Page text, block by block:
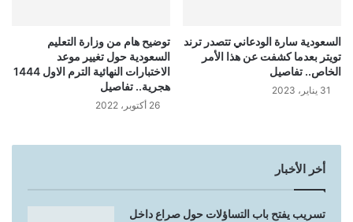
السعودية سارة الودعاني تتصدر ترند
تويتر بعدما كشفت عن هذا الأمر
الخاص.. تفاصيل
31 يناير، 2023
توضيح هام من وزارة التعليم
السعودية حول تغيير موعد
الاختبارات النهائية الترم الاول 1444
هجرية.. تفاصيل
26 أكتوبر، 2022
أخر الأخبار
تسريب يفتح باب التساؤلات حول صراع داخل